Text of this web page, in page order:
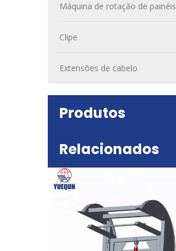
Máquina de rotação de painéis
Clipe
Extensões de cabelo
Produtos
Relacionados